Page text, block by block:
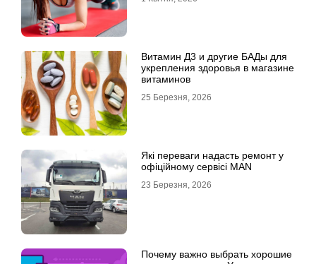
Витамин Д3 и другие БАДы для
укрепления здоровья в магазине
витаминов
25 Березня, 2026
Які переваги надасть ремонт у
офіційному сервісі MAN
23 Березня, 2026
Почему важно выбрать хорошие